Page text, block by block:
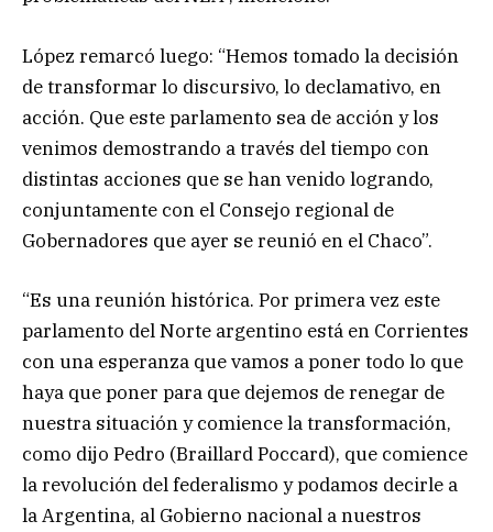
López remarcó luego: “Hemos tomado la decisión
de transformar lo discursivo, lo declamativo, en
acción. Que este parlamento sea de acción y los
venimos demostrando a través del tiempo con
distintas acciones que se han venido logrando,
conjuntamente con el Consejo regional de
Gobernadores que ayer se reunió en el Chaco”.
“Es una reunión histórica. Por primera vez este
parlamento del Norte argentino está en Corrientes
con una esperanza que vamos a poner todo lo que
haya que poner para que dejemos de renegar de
nuestra situación y comience la transformación,
como dijo Pedro (Braillard Poccard), que comience
la revolución del federalismo y podamos decirle a
la Argentina, al Gobierno nacional a nuestros